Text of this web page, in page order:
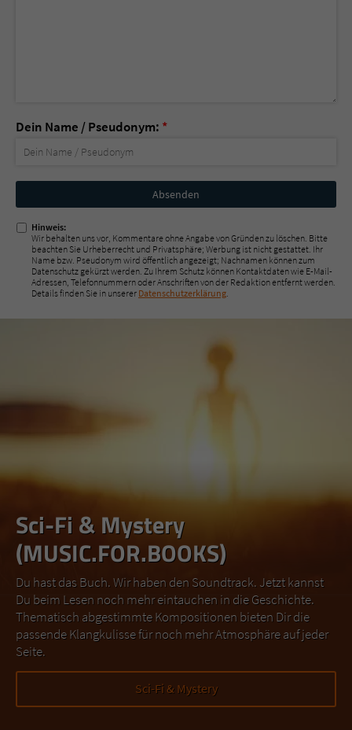
Dein Name / Pseudonym: *
Nicht
ausfüllen!
Hinweis:
Wir behalten uns vor, Kommentare ohne Angabe von Gründen zu löschen. Bitte
beachten Sie Urheberrecht und Privatsphäre; Werbung ist nicht gestattet. Ihr
Name bzw. Pseudonym wird öffentlich angezeigt; Nachnamen können zum
Datenschutz gekürzt werden. Zu Ihrem Schutz können Kontaktdaten wie E-Mail-
Adressen, Telefonnummern oder Anschriften von der Redaktion entfernt werden.
Details finden Sie in unserer Datenschutzerklärung
Sci-Fi & Mystery
(MUSIC.FOR.BOOKS)
Du hast das Buch. Wir haben den Soundtrack. Jetzt kannst
Du beim Lesen noch mehr eintauchen in die Geschichte.
Thematisch abgestimmte Kompositionen bieten Dir die
passende Klangkulisse für noch mehr Atmosphäre auf jeder
Seite.
Sci-Fi & Mystery